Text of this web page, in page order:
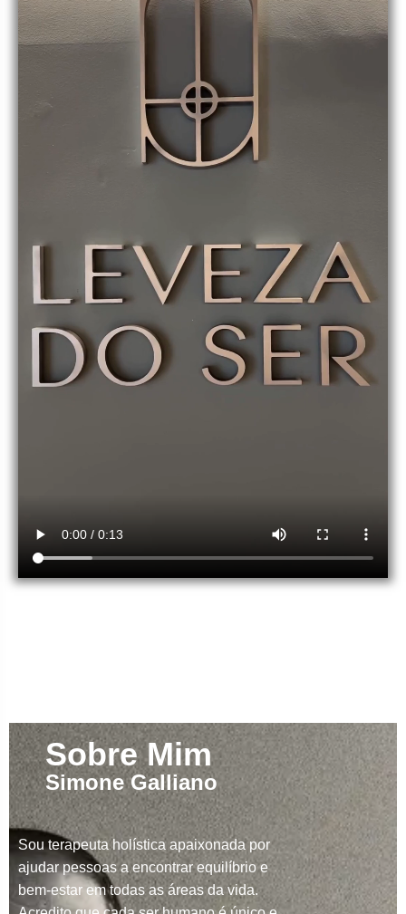
Sobre Mim
Simone Galliano
Sou terapeuta holística apaixonada por
ajudar pessoas a encontrar equilíbrio e
bem-estar em todas as áreas da vida.